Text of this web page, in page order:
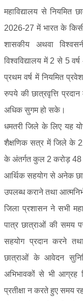
महाविद्यालय से नियमित
2026-27 में भारत के किसी
शासकीय अथवा
विश्वविद्यालय में 2 से 5
प्रथम वर्ष में नियमित
रुपये की छात्रवृत्ति
अधिक सुगम हो सके।
धमतरी जिले के लिए यह
शैक्षणिक सत्र में जिले के
के अंतर्गत कुल 2 करोड़ 48
आर्थिक सहयोग से अनेक
उपलब्ध कराने तथा
जिला प्रशासन ने सभी
पात्र छात्राओं की समय
सहयोग प्रदान करने
छात्राओं के आवेदन
अभिभावकों से भी आग्रह
प्रतीक्षा न करते हुए समय